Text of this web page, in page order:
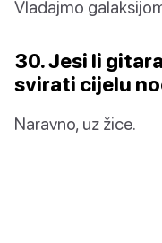
Vladajmo
30. Jesi li
svirati cijelu
Naravno, uz žice.